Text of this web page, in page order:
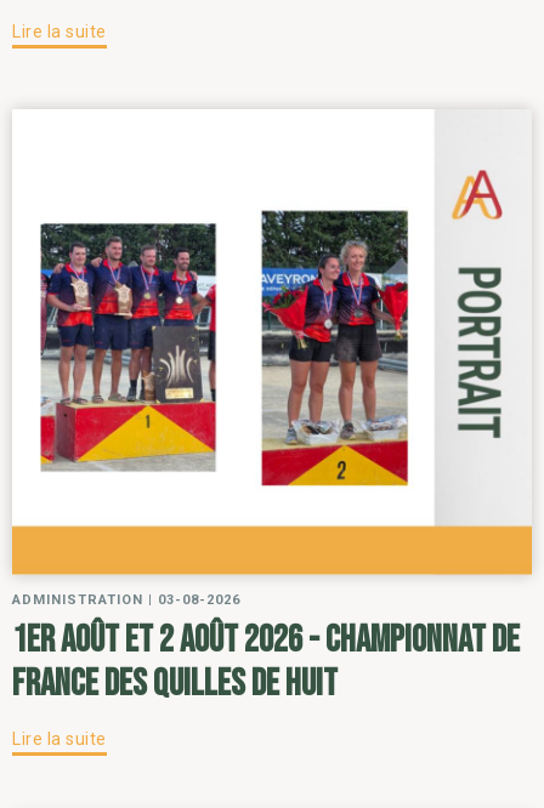
Lire la suite
ADMINISTRATION 03-08-2026
1er août et 2 août 2026 - Championnat de
France des Quilles de Huit
Lire la suite